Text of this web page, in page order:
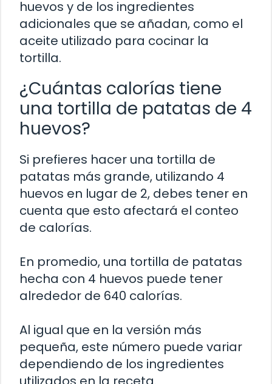
huevos y de los ingredientes
adicionales que se añadan, como el
aceite utilizado para cocinar la
tortilla.
¿Cuántas calorías tiene
una tortilla de patatas de 4
huevos?
Si prefieres hacer una tortilla de
patatas más grande, utilizando 4
huevos en lugar de 2, debes tener en
cuenta que esto afectará el conteo
de calorías.
En promedio, una tortilla de patatas
hecha con 4 huevos puede tener
alrededor de 640 calorías.
Al igual que en la versión más
pequeña, este número puede variar
dependiendo de los ingredientes